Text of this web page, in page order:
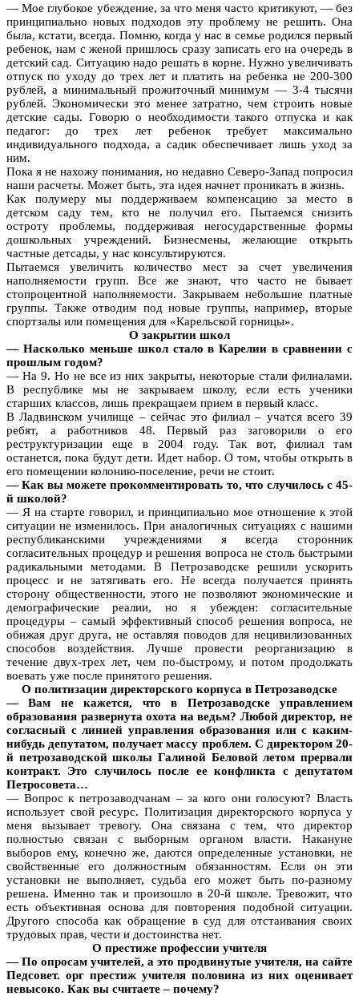
— Мое глубокое убеждение, за что меня часто критикуют, — без
принципиально новых подходов эту проблему не решить. Она
была, кстати, всегда. Помню, когда у нас в семье родился первый
ребенок, нам с женой пришлось сразу записать его на очередь в
детский сад. Ситуацию надо решать в корне. Нужно увеличивать
отпуск по уходу до трех лет и платить на ребенка не 200-300
рублей, а минимальный прожиточный минимум — 3-4 тысячи
рублей. Экономически это менее затратно, чем строить новые
детские сады. Говорю о необходимости такого отпуска и как
педагог: до трех лет ребенок требует максимально
индивидуального подхода, а садик обеспечивает лишь уход за
ним.
Пока я не нахожу понимания, но недавно Северо-Запад попросил
наши расчеты. Может быть, эта идея начнет проникать в жизнь.
Как полумеру мы поддерживаем компенсацию за место в
детском саду тем, кто не получил его. Пытаемся снизить
остроту проблемы, поддерживая негосударственные формы
дошкольных учреждений. Бизнесмены, желающие открыть
частные детсады, у нас консультируются.
Пытаемся увеличить количество мест за счет увеличения
наполняемости групп. Все же знают, что часто не бывает
стопроцентной наполняемости. Закрываем небольшие платные
группы. Также отводим под новые группы, например, вторые
спортзалы или помещения для «Карельской горницы».
О закрытии школ
— Насколько меньше школ стало в Карелии в сравнении с
прошлым годом?
— На 9. Но не все из них закрыты, некоторые стали филиалами.
В республике мы не закрываем школу, если есть ученики
старших классов, лишь прекращаем прием в первый класс.
В Ладвинском училище – сейчас это филиал – учатся всего 39
ребят, а работников 48. Первый раз заговорили о его
реструктуризации еще в 2004 году. Так вот, филиал там
останется, пока будут дети. Идет набор. О том, чтобы открыть в
его помещении колонию-поселение, речи не стоит.
— Как вы можете прокомментировать то, что случилось с 45-
й школой?
— Я на старте говорил, и принципиально мое отношение к этой
ситуации не изменилось. При аналогичных ситуациях с нашими
республиканскими учреждениями я всегда сторонник
согласительных процедур и решения вопроса не столь быстрыми
радикальными методами. В Петрозаводске решили ускорить
процесс и не затягивать его. Не всегда получается принять
сторону общественности, этого не позволяют экономические и
демографические реалии, но я убежден: согласительные
процедуры – самый эффективный способ решения вопроса, не
обижая друг друга, не оставляя поводов для нецивилизованных
способов воздействия. Лучше провести реорганизацию в
течение двух-трех лет, чем по-быстрому, и потом продолжать
воевать уже после принятого решения.
О политизации директорского корпуса в Петрозаводске
— Вам не кажется, что в Петрозаводске управлением
образования развернута охота на ведьм? Любой директор, не
согласный с линией управления образования или с каким-
нибудь депутатом, получает массу проблем. С директором 20-
й петрозаводской школы Галиной Беловой летом прервали
контракт. Это случилось после ее конфликта с депутатом
Петросовета…
— Вопрос к петрозаводчанам – за кого они голосуют? Власть
использует свой ресурс. Политизация директорского корпуса у
меня вызывает тревогу. Она связана с тем, что директор
полностью связан с выборным органом власти. Накануне
выборов ему, конечно же, даются определенные установки, не
свойственные его должностным обязанностям. Если он эти
установки не выполняет, судьба его может быть по-разному
решена. Именно так и произошло в 20-й школе. Тревожит, что
есть объективная основа для повторения подобной ситуации.
Другого способа как обращение в суд для отстаивания своих
трудовых прав, чести и достоинства нет.
О престиже профессии учителя
— По опросам учителей, а это продвинутые учителя, на сайте
Педсовет. орг престиж учителя половина из них оценивает
невысоко. Как вы считаете – почему?